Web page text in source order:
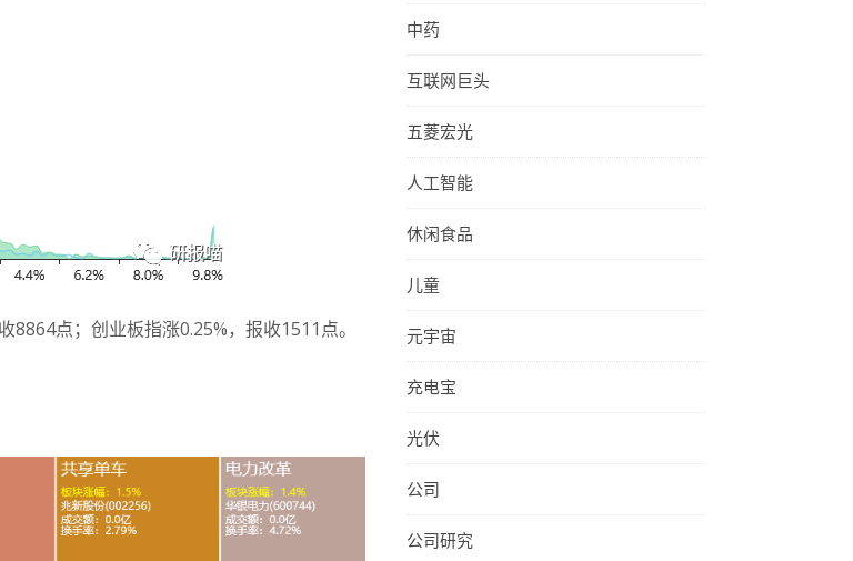
8864点； 创业板指涨0.25%，报收1511点。
中药
互联网巨头
五菱宏光
人工智能
休闲食品
儿童
元宇宙
充电宝
光伏
公司
公司研究